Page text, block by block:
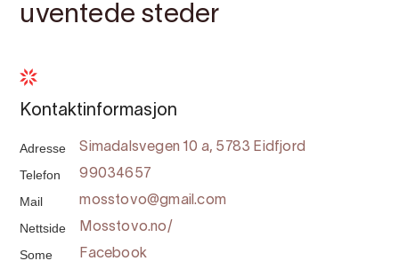
uventede steder
Kontaktinformasjon
Adresse Simadalsvegen 10 a, 5783 Eidfjord
Telefon 99034657
Mail mosstovo@gmail.com
Nettside Mosstovo.no/
Some
Facebook